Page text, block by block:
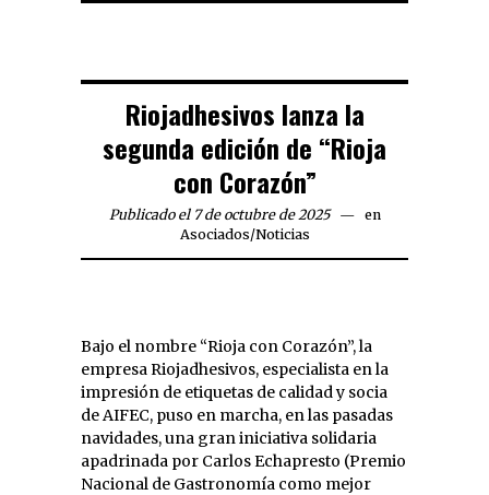
Riojadhesivos lanza la
segunda edición de “Rioja
con Corazón”
Publicado el 7 de octubre de 2025
en
Asociados/Noticias
Bajo el nombre “Rioja con Corazón”, la
empresa Riojadhesivos, especialista en la
impresión de etiquetas de calidad y socia
de AIFEC, puso en marcha, en las pasadas
navidades, una gran iniciativa solidaria
apadrinada por Carlos Echapresto (Premio
Nacional de Gastronomía como mejor